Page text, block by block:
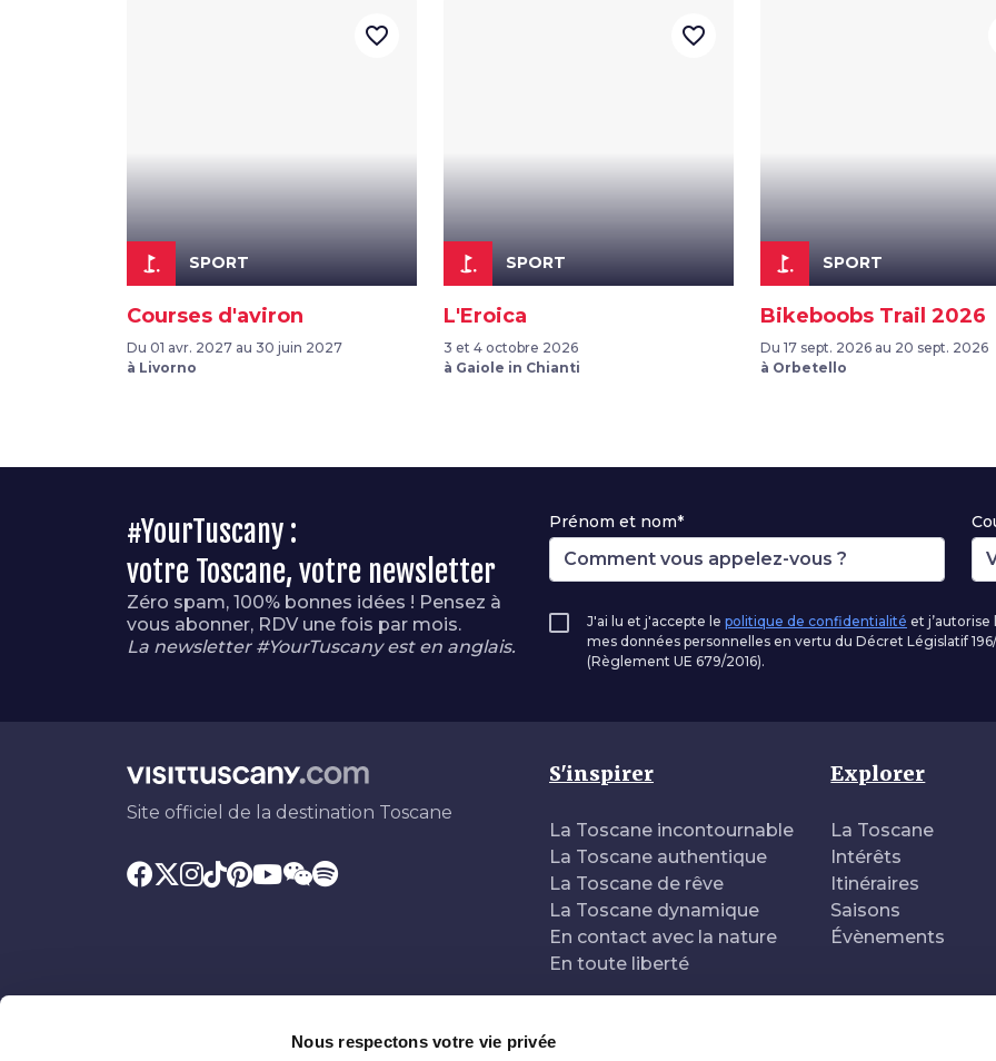
Nous respectons votre vie privée
golf_course SPORT
Courses d'aviron
Du 01 avr. 2027 au 30 juin 2027
à Livorno
favorite_border
golf_course SPORT
L'Eroica
3 et 4 octobre 2026
à Gaiole in Chianti
favorite_border
golf_course SPORT
Bikeboobs Trail 2026
Du 17 sept. 2026 au 20 sept. 2026
à Orbetello
#YourTuscany :
votre Toscane, votre newsletter
Zéro spam, 100% bonnes idées ! Pensez à
vous abonner, RDV une fois par mois.
La newsletter #YourTuscany est en anglais.
Prénom et nom*
J'ai lu et j'accepte le politique de confidentialité et
mes données personnelles en vertu du Décret Législatif
(Règlement UE 679/2016).
Site officiel de la destination Toscane
S'inspirer
La Toscane incontournable
La Toscane authentique
La Toscane de rêve
La Toscane dynamique
En contact avec la nature
En toute liberté
Explorer
La Toscane
Intérêts
Itinéraires
Saisons
Évènements